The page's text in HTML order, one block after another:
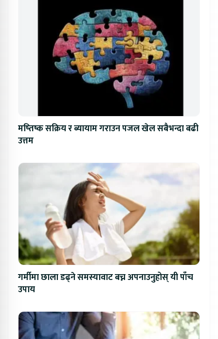
मष्तिष्क सक्रिय र ब्यायाम गराउन पजल खेल सबैभन्दा बढी
उत्तम
गर्मीमा छाला डढ्ने समस्यावाट बच्न अपनाउनुहोस् यी पाँच
उपाय